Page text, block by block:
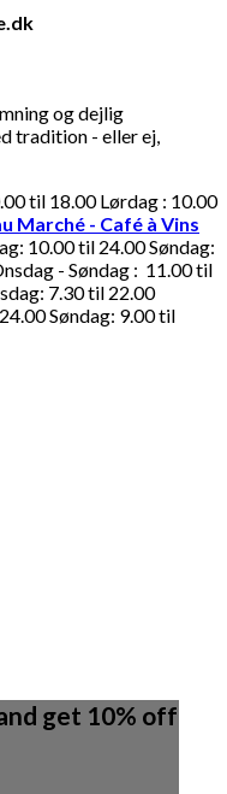
og dejlig
tradition - eller ej,
til 18.00 Lørdag : 10.00
Marché - Café à Vins
10.00 til 24.00 Søndag:
- Søndag : 11.00 til
7.30 til 22.00
Søndag: 9.00 til
get 10% off